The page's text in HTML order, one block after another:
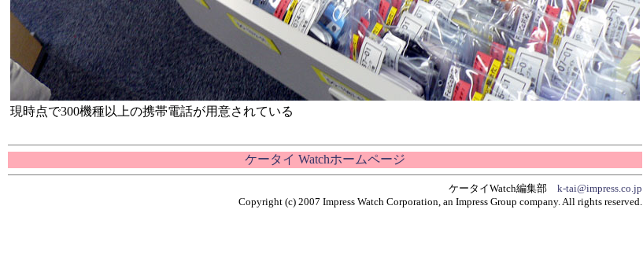
現時点で300機種以上の携帯電話が用意されている
ケータイ Watchホームページ
ケータイWatch編集部 k-tai@impress.co.jp
Copyright (c) 2007 Impress Watch Corporation, an Impress Group company. All rights reserved.